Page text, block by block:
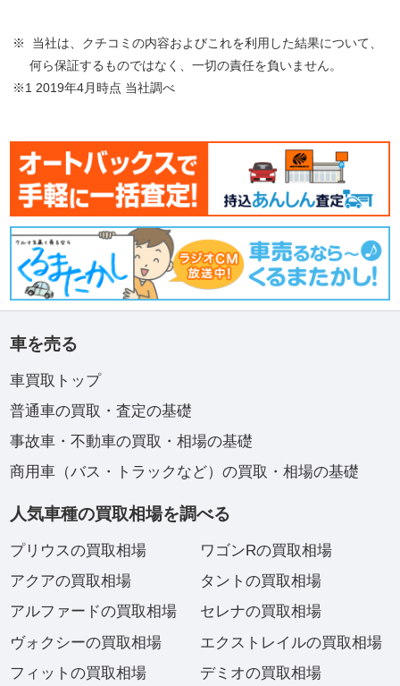
※ 当社は、クチコミの内容およびこれを利用した結果について、
何ら保証するものではなく、一切の責任を負いません。
※1 2019年4月時点 当社調べ
車を売る
車買取トップ
普通車の買取・査定の基礎
事故車・不動車の買取・相場の基礎
商用車（バス・トラックなど）の買取・相場の基礎
人気車種の買取相場を調べる
プリウスの買取相場
アクアの買取相場
アルファードの買取相場
ヴォクシーの買取相場
フィットの買取相場
ワゴンRの買取相場
タントの買取相場
セレナの買取相場
エクストレイルの買取相場
デミオの買取相場